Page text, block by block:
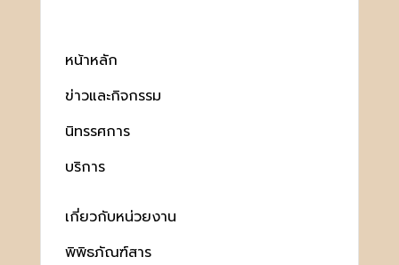
หน้าหลัก
ข่าวและกิจกรรม
นิทรรศการ
บริการ
เกี่ยวกับหน่วยงาน
พิพิธภัณฑ์สาร